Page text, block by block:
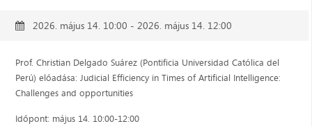
2026. május 14. 10:00 - 2026. május 14. 12:00
Prof. Christian Delgado Suárez (Pontificia Universidad Católica del
Perú) előadása: Judicial Efficiency in Times of Artificial Intelligence:
Challenges and opportunities
Időpont: május 14. 10:00-12:00